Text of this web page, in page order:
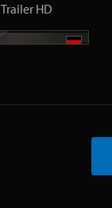
Trailer HD